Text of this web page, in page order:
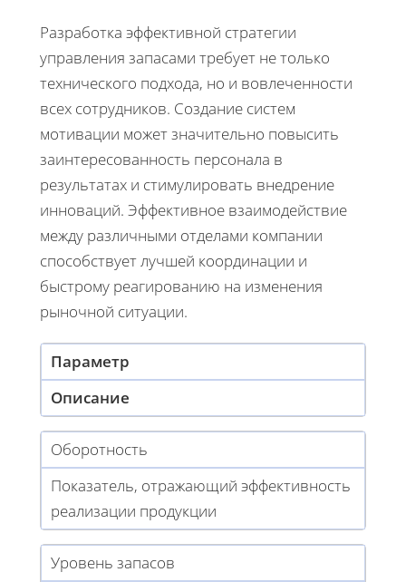
Разработка эффективной стратегии
управления запасами требует не только
технического подхода, но и вовлеченности
всех сотрудников. Создание систем
мотивации может значительно повысить
заинтересованность персонала в
результатах и стимулировать внедрение
инноваций. Эффективное взаимодействие
между различными отделами компании
способствует лучшей координации и
быстрому реагированию на изменения
рыночной ситуации.
Параметр
Описание
Оборотность
Показатель, отражающий эффективность
реализации продукции
Уровень запасов